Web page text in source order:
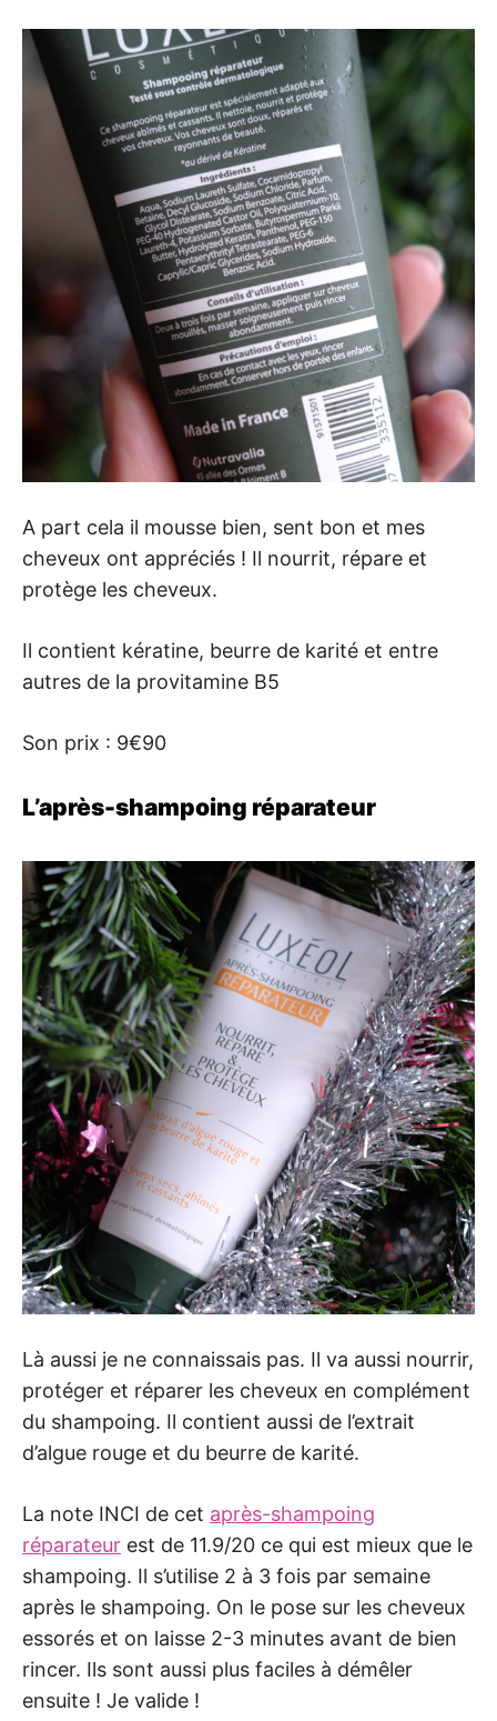
A part cela il mousse bien, sent bon et mes
cheveux ont appréciés ! Il nourrit, répare et
protège les cheveux.
Il contient kératine, beurre de karité et entre
autres de la provitamine B5
Son prix : 9€90
L’après-shampoing réparateur
Là aussi je ne connaissais pas. Il va aussi nourrir,
protéger et réparer les cheveux en complément
du shampoing. Il contient aussi de l’extrait
d’algue rouge et du beurre de karité.
La note INCI de cet après-shampoing
réparateur est de 11.9/20 ce qui est mieux que le
shampoing. Il s’utilise 2 à 3 fois par semaine
après le shampoing. On le pose sur les cheveux
essorés et on laisse 2-3 minutes avant de bien
rincer. Ils sont aussi plus faciles à démêler
ensuite ! Je valide !